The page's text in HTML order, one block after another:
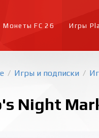
Монеты FC 26 Игры
/ Игры и подписки /
Night